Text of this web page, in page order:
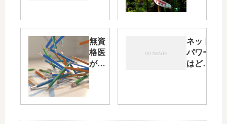
すぎ
て…
対語
んで
す
か？
無資
格医
が国
ーの
ネット
パワー
はどこ
ン革命